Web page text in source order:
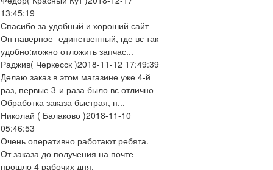
13:45:19
Спасибо за удобный и хороший сайт
Он наверное -единственный, где вс так
удобно:можно отложить запчас...
Раджив( Черкесск )2018-11-12 17:49:39
Делаю заказ в этом магазине уже 4-й
раз, первые 3-и раза было вс отлично
Обработка заказа быстрая, п...
Николай ( Балаково )2018-11-10
05:46:53
Очень оперативно работают ребята.
От заказа до получения на почте
прошло 4 рабочих дня.